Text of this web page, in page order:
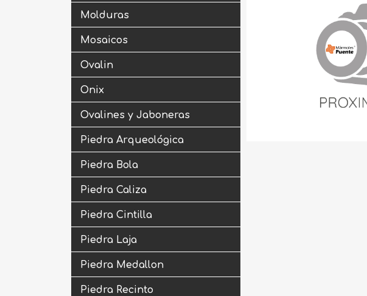
Molduras
Mosaicos
Ovalin
Onix
Ovalines y Jaboneras
Piedra Arqueológica
Piedra Bola
Piedra Caliza
Piedra Cintilla
Piedra Laja
Piedra Medallon
Piedra Recinto